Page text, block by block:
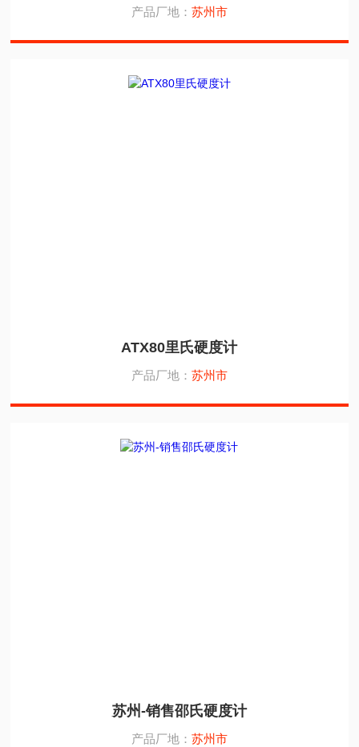
产品厂地： 苏州市
ATX80里氏硬度计
产品厂地： 苏州市
苏州-销售邵氏硬度计
产品厂地： 苏州市